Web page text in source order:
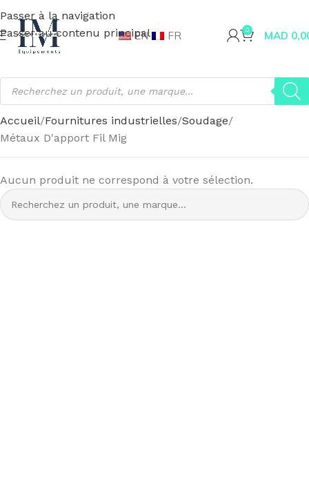
Passer à la navigation
Passer au contenu principal
EN FR 0 MAD
Accueil Fournitures industrielles Soudage
Métaux D'apport Fil Mig
Aucun produit ne correspond à votre sélection.